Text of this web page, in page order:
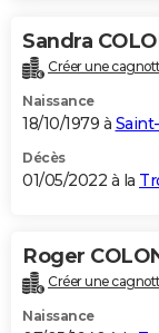
Sandra
Créer une
Naissance
18/10/1979 à
Décès
01/05/2022 à la
Roger
Créer une
Naissance